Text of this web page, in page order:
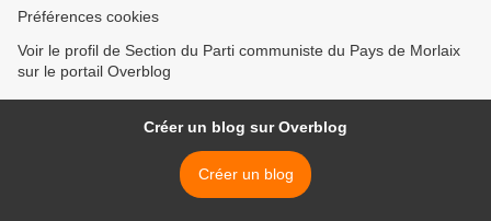
Préférences cookies
Voir le profil de Section du Parti communiste du Pays de Morlaix
sur le portail Overblog
Créer un blog sur Overblog
Créer un blog